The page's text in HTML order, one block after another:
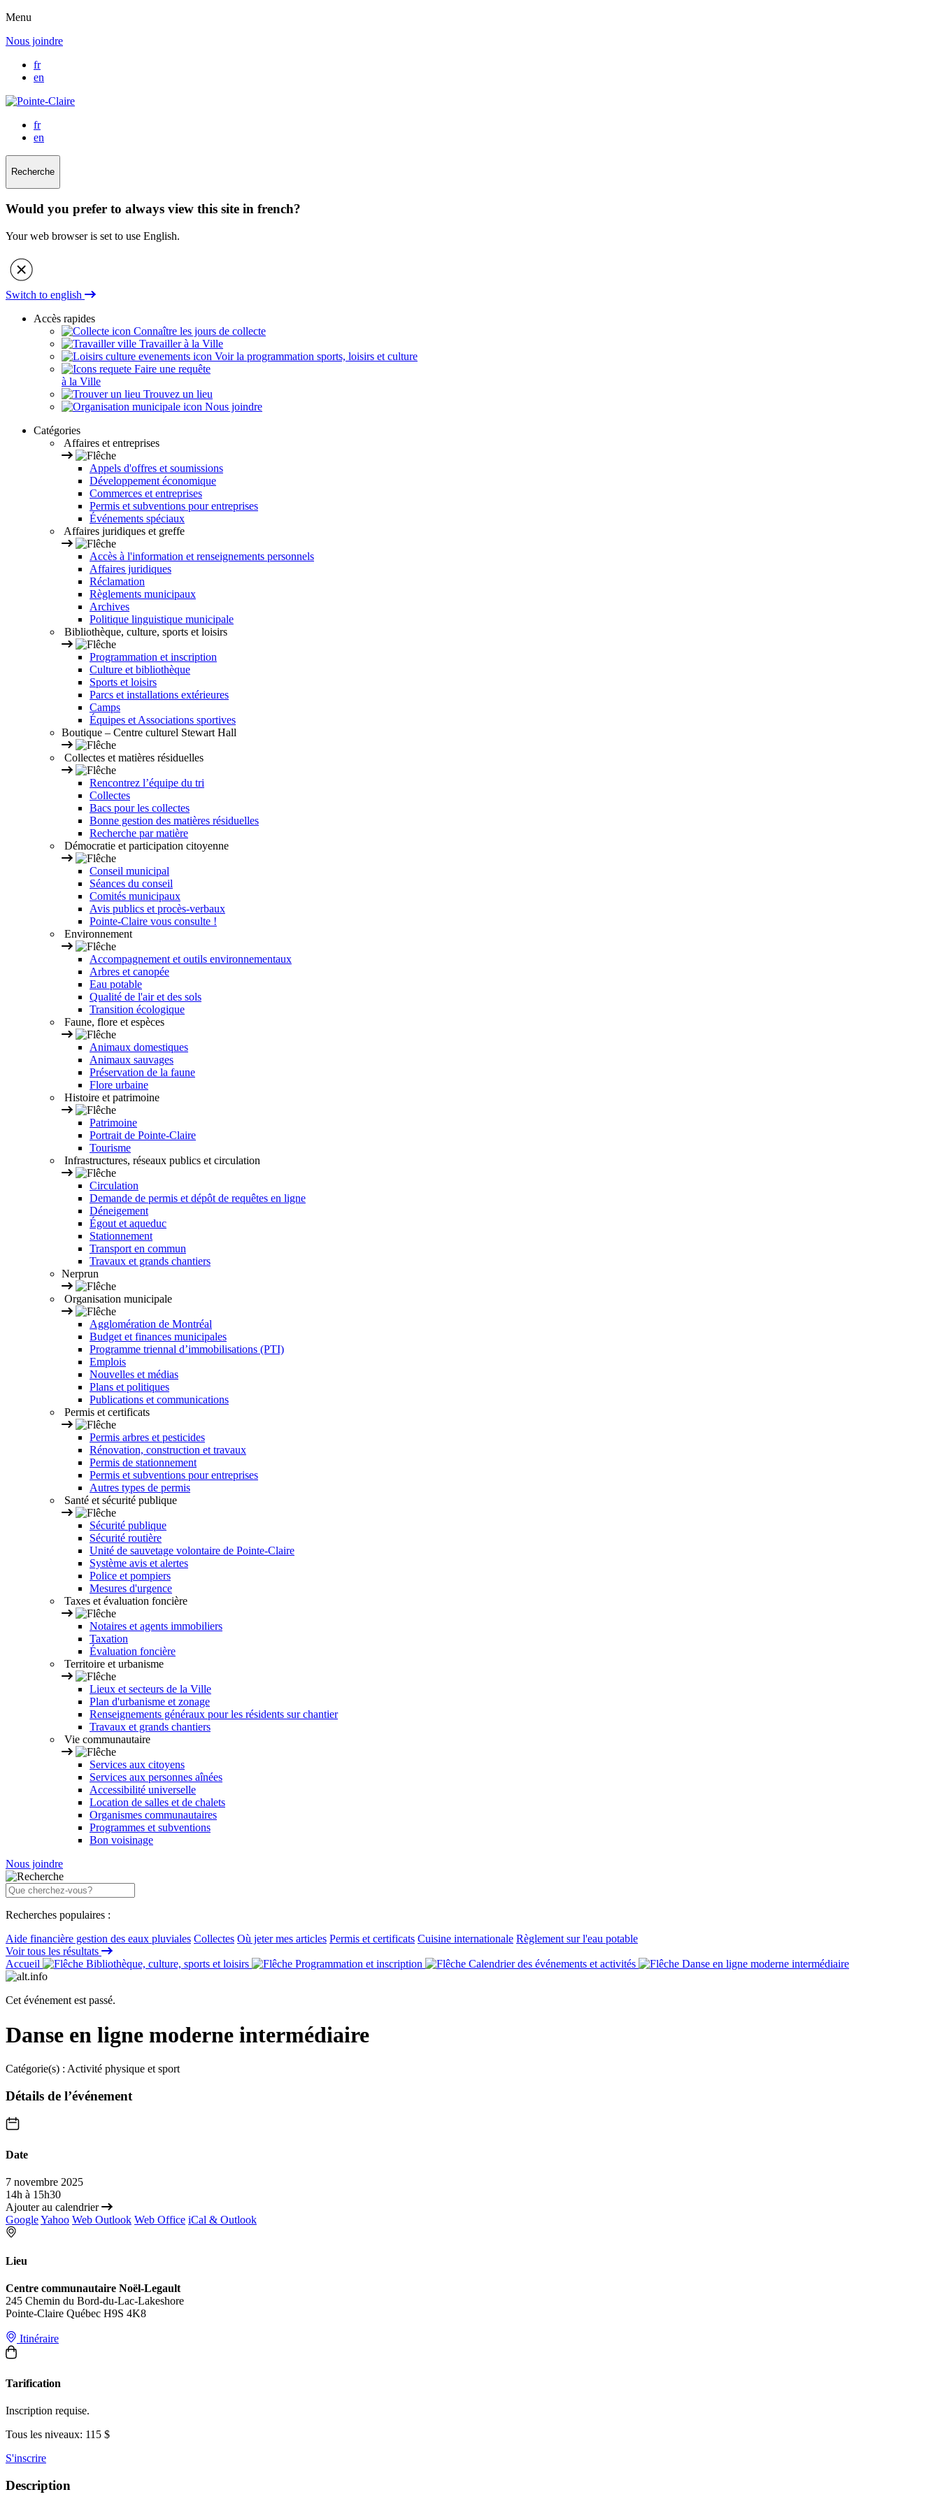
Menu
Nous joindre
fr
en
fr
en
Recherche
Would you prefer to always view this site in french?
Your web browser is set to use English.
Switch to english
Accès rapides
Connaître les jours de collecte
Travailler à la Ville
Voir la programmation sports, loisirs et culture
Faire une requête
à la Ville
Trouvez un lieu
Nous joindre
Catégories
Affaires et entreprises
Appels d'offres et soumissions
Développement économique
Commerces et entreprises
Permis et subventions pour entreprises
Événements spéciaux
Affaires juridiques et greffe
Accès à l'information et renseignements personnels
Affaires juridiques
Réclamation
Règlements municipaux
Archives
Politique linguistique municipale
Bibliothèque, culture, sports et loisirs
Programmation et inscription
Culture et bibliothèque
Sports et loisirs
Parcs et installations extérieures
Camps
Équipes et Associations sportives
Boutique – Centre culturel Stewart Hall
Collectes et matières résiduelles
Rencontrez l’équipe du tri
Collectes
Bacs pour les collectes
Bonne gestion des matières résiduelles
Recherche par matière
Démocratie et participation citoyenne
Conseil municipal
Séances du conseil
Comités municipaux
Avis publics et procès-verbaux
Pointe-Claire vous consulte !
Environnement
Accompagnement et outils environnementaux
Arbres et canopée
Eau potable
Qualité de l'air et des sols
Transition écologique
Faune, flore et espèces
Animaux domestiques
Animaux sauvages
Préservation de la faune
Flore urbaine
Histoire et patrimoine
Patrimoine
Portrait de Pointe-Claire
Tourisme
Infrastructures, réseaux publics et circulation
Circulation
Demande de permis et dépôt de requêtes en ligne
Déneigement
Égout et aqueduc
Stationnement
Transport en commun
Travaux et grands chantiers
Nerprun
Organisation municipale
Agglomération de Montréal
Budget et finances municipales
Programme triennal d’immobilisations (PTI)
Emplois
Nouvelles et médias
Plans et politiques
Publications et communications
Permis et certificats
Permis arbres et pesticides
Rénovation, construction et travaux
Permis de stationnement
Permis et subventions pour entreprises
Autres types de permis
Santé et sécurité publique
Sécurité publique
Sécurité routière
Unité de sauvetage volontaire de Pointe-Claire
Système avis et alertes
Police et pompiers
Mesures d'urgence
Taxes et évaluation foncière
Notaires et agents immobiliers
Taxation
Évaluation foncière
Territoire et urbanisme
Lieux et secteurs de la Ville
Plan d'urbanisme et zonage
Renseignements généraux pour les résidents sur chantier
Travaux et grands chantiers
Vie communautaire
Services aux citoyens
Services aux personnes aînées
Accessibilité universelle
Location de salles et de chalets
Organismes communautaires
Programmes et subventions
Bon voisinage
Nous joindre
Recherches populaires :
Aide financière gestion des eaux pluviales Collectes Où jeter mes articles Permis et certificats Cuisine internationale Règlement sur l'eau potable
Voir tous les résultats
Accueil
Bibliothèque, culture, sports et loisirs Programmation et inscription Calendrier des événements et activités Danse en ligne moderne intermédiaire
Cet événement est passé.
Danse en ligne moderne intermédiaire
Catégorie(s) : Activité physique et sport
Détails de l’événement
Date
7 novembre 2025
14h à 15h30
Ajouter au calendrier
GoogleYahoo Web Outlook Web Office iCal & Outlook
Lieu
Centre communautaire Noël-Legault
245 Chemin du Bord-du-Lac-Lakeshore
Pointe-Claire Québec H9S 4K8
Itinéraire
Tarification
Inscription requise.
Tous les niveaux: 115 $
S'inscrire
Description